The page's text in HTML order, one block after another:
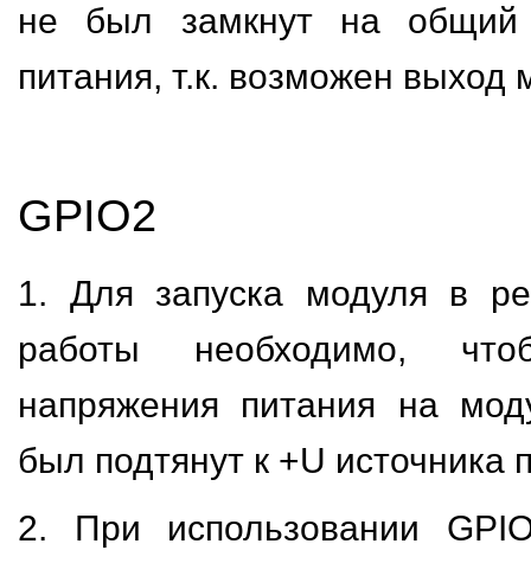
не был замкнут на общий
питания, т.к. возможен выход
GPIO2
1. Для запуска модуля в
работы необходимо,
напряжения питания на
был подтянут к +U источника
2. При использовании